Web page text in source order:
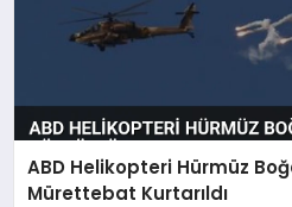
ABD Helikopteri Hürmüz
Mürettebat Kurtarıldı